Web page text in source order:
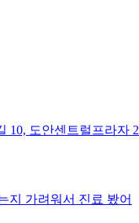
10, 도안센트럴프라자 2
지 가려워서 진료 봤어